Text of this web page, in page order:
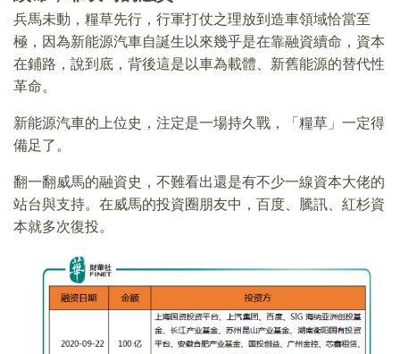
兵馬未動，糧草先行，行軍打仗之理放到造車領域恰當至
極，因為新能源汽車自誕生以來幾乎是在靠融資續命，資本
在鋪路，說到底，背後這是以車為載體、新舊能源的替代性
革命。
新能源汽車的上位史，注定是一場持久戰，「糧草」一定得
備足了。
翻一翻威馬的融資史，不難看出還是有不少一線資本大佬的
站台與支持。在威馬的投資圈朋友中，百度、騰訊、紅杉資
本就多次復投。